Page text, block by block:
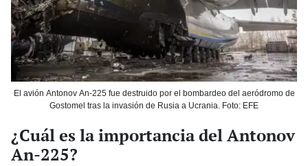
El avión Antonov An-225 fue destruido por el bombardeo del aeródromo de
Gostomel tras la invasión de Rusia a Ucrania. Foto: EFE
¿Cuál es la importancia del Antonov
An-225?